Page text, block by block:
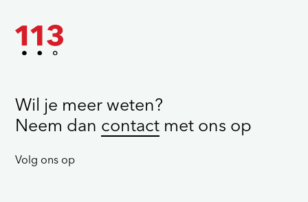
Wil je meer weten?
Neem dan contact met ons op
Volg ons op